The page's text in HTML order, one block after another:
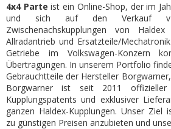
4x4 Parte ist ein Online-Shop, der im
und sich auf den Verkauf
Zwischenachskupplungen von
Allradantrieb und Ersatzteile/
Getriebe im Volkswagen-Konzern
Übertragungen. In unserem Portfolio
Gebrauchtteile der Hersteller
Borgwarner ist seit 2011
Kupplungspatents und exklusiver
ganzen Haldex-Kupplungen. Unser Ziel
zu günstigen Preisen anzubieten und